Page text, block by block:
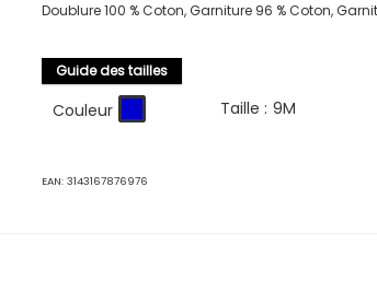
Doublure 100 % Coton, Garniture 96 % Coton,
Guide des tailles
Couleur Taille : 9M
EAN:3143167876976